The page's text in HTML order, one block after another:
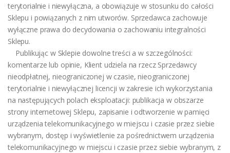
terytorialnie i niewyłączna, a obowiązuje w stosunku do całości
Sklepu i powiązanych z nim utworów. Sprzedawca zachowuje
wyłączne prawa do decydowania o zachowaniu integralności
Sklepu.
Publikując w Sklepie dowolne treści a w szczególności:
komentarze lub opinie, Klient udziela na rzecz Sprzedawcy
nieodpłatnej, nieograniczonej w czasie, nieograniczonej
terytorialnie i niewyłącznej licencji w zakresie ich wykorzystania
na następujących polach eksploatacji: publikacja w obszarze
strony internetowej Sklepu, zapisanie i odtworzenie w pamięci
urządzenia telekomunikacyjnego w miejscu i czasie przez siebie
wybranym, dostęp i wyświetlenie za pośrednictwem urządzenia
telekomunikacyjnego w miejscu i czasie przez siebie wybranym, z